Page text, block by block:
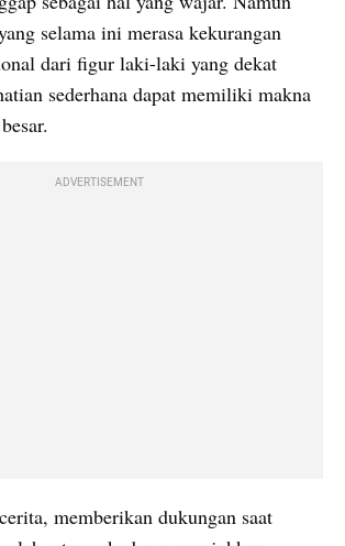
selama ini merasa kekurangan
dari figur laki-laki yang dekat
sederhana dapat memiliki makna
ADVERTISEMENT
memberikan dukungan saat